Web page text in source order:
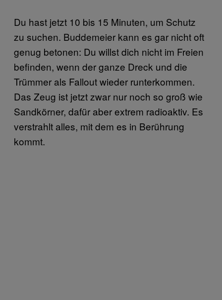
Du hast jetzt 10 bis 15 Minuten, um Schutz
zu suchen. Buddemeier kann es gar nicht oft
genug betonen: Du willst dich nicht im Freien
befinden, wenn der ganze Dreck und die
Trümmer als Fallout wieder runterkommen.
Das Zeug ist jetzt zwar nur noch so groß wie
Sandkörner, dafür aber extrem radioaktiv. Es
verstrahlt alles, mit dem es in Berührung
kommt.